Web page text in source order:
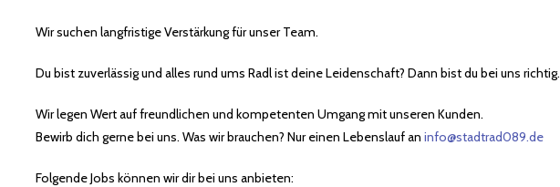
Wir suchen langfristige Verstärkung für unser Team.
Du bist zuverlässig und alles rund ums Radl ist deine Leidenschaft? Dann bist du bei uns richtig.
Wir legen Wert auf freundlichen und kompetenten Umgang mit unseren Kunden.
Bewirb dich gerne bei uns. Was wir brauchen? Nur einen Lebenslauf an info@stadtrad089.de
Folgende Jobs können wir dir bei uns anbieten: